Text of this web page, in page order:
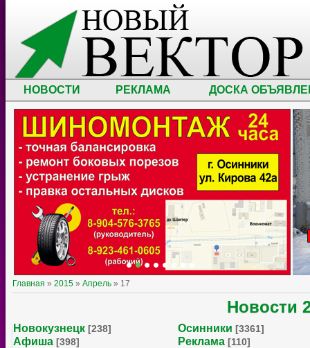
НОВОСТИ РЕКЛАМА ДОСКА
Главная » 2015 » Апрель » 17
Новости
Новокузнецк [238] Осинники [3361]
Афиша [398] Реклама [110]